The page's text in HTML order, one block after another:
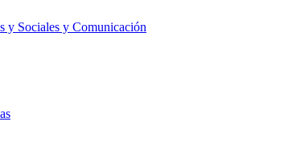
y Sociales y Comunicación